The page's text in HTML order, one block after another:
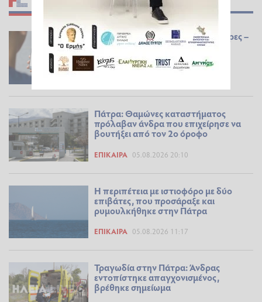
Αχαΐα: Τρεις απάτες μέσα σε 24 ώρες –
Άρπαξαν 120.000 ευρώ από τα
θύματά τους
Πάτρα: Θαμώνες καταστήματος
πρόλαβαν άνδρα που επιχείρησε να
βουτήξει από τον 2ο όροφο
ΕΠΊΚΑΙΡΑ 05.08.2026 20:10
Η περιπέτεια με ιστιοφόρο με δύο
επιβάτες, που προσάραξε και
ρυμουλκήθηκε στην Πάτρα
ΕΠΊΚΑΙΡΑ 05.08.2026 11:17
Τραγωδία στην Πάτρα: Άνδρας
εντοπίστηκε απαγχονισμένος,
βρέθηκε σημείωμα